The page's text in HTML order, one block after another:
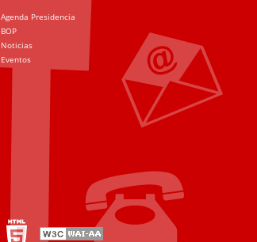
Agenda Presidencia
BOP
Noticias
Eventos